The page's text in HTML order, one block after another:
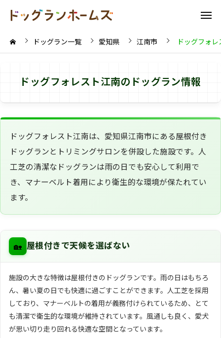
ドッグラン一覧 愛知県 江南市 ドッグフォ
ドッグフォレスト江南のドッグラン情報
ドッグフォレスト江南は、愛知県江南市にある屋根付き
ドッグランとトリミングサロンを併設した施設です。人
工芝の清潔なドッグランは雨の日でも安心して利用で
き、マナーベルト着用により衛生的な環境が保たれてい
ます。
🏡 屋根付きで天候を選ばない
施設の大きな特徴は屋根付きのドッグランです。雨の日はもちろ
ん、暑い夏の日でも快適に過ごすことができます。人工芝を採用
しており、マナーベルトの着用が義務付けられているため、とて
も清潔で衛生的な環境が維持されています。風通しも良く、愛犬
が思い切り走り回れる快適な空間となっています。